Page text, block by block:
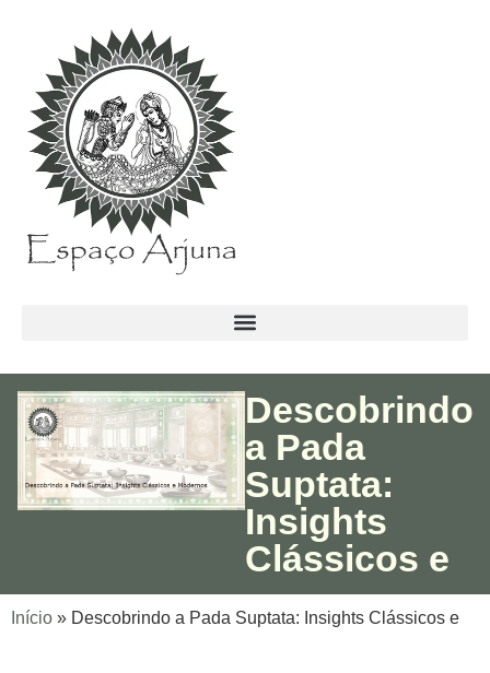
Descobrindo
a Pada
Suptata:
Insights
Clássicos e
Início » Descobrindo a Pada Suptata: Insights Clássicos e